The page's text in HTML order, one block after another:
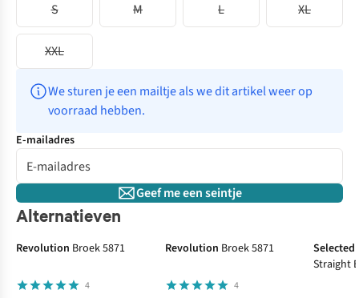
S
M L XL
XXL
We sturen je een mailtje als we dit artikel weer op
voorraad hebben.
E-mailadres
Geef me een seintje
Alternatieven
Revolution Broek 5871
4
Revolution Broek 5871
4
Selected
Straight